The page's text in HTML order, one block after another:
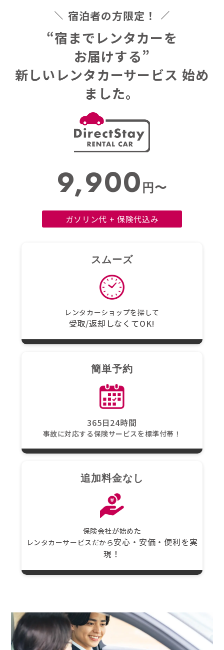
宿泊者の方限定！
“宿までレンタカーを
お届けする”
新しいレンタカーサービス 始め
ました。
9,900円〜
ガソリン代 + 保険代込み
スムーズ
レンタカーショップを探して
受取/返却しなくてOK!
簡単予約
365日24時間
事故に対応する保険サービスを標準付帯！
追加料金なし
保険会社が始めた
レンタカーサービスだから安心・安価・便利を実
現！